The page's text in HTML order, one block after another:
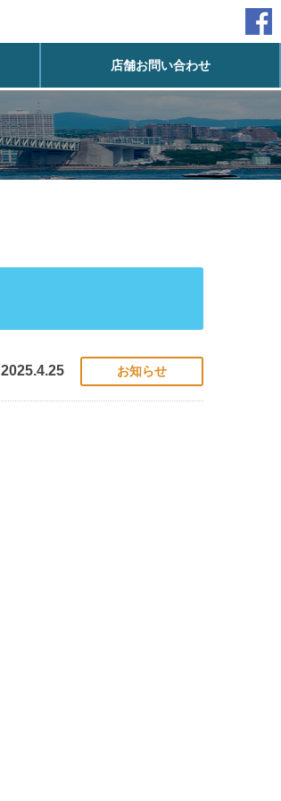
店舗お問い合わせ
2025.4.25 お知らせ